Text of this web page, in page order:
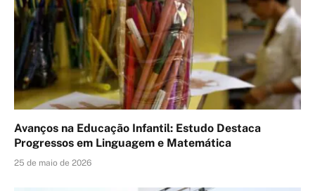
Avanços na Educação Infantil: Estudo Destaca
Progressos em Linguagem e Matemática
25 de maio de 2026